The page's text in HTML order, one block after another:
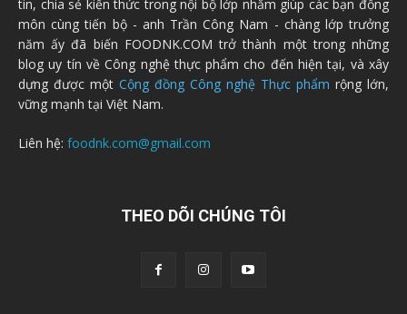
tin, chia sẻ kiến thức trong nội bộ lớp nhằm giúp các bạn đồng
môn cùng tiến bộ - anh Trần Công Nam - chàng lớp trưởng
năm ấy đã biến FOODNK.COM trở thành một trong những
blog uy tín về Công nghệ thực phẩm cho đến hiện tại, và xây
dựng được một Cộng đồng Công nghệ Thực phẩm rộng lớn,
vững mạnh tại Việt Nam.
Liên hệ: foodnk.com@gmail.com
THEO DÕI CHÚNG TÔI